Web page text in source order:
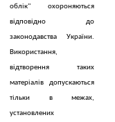
облік" охороняються
відповідно до
законодавства України.
Використання,
відтворення таких
матеріалів допускаються
тільки в межах,
установлених